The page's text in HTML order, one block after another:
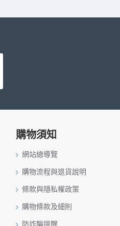
購物須知
網站總導覽
購物流程與退貨說明
條款與隱私權政策
購物條款及細則